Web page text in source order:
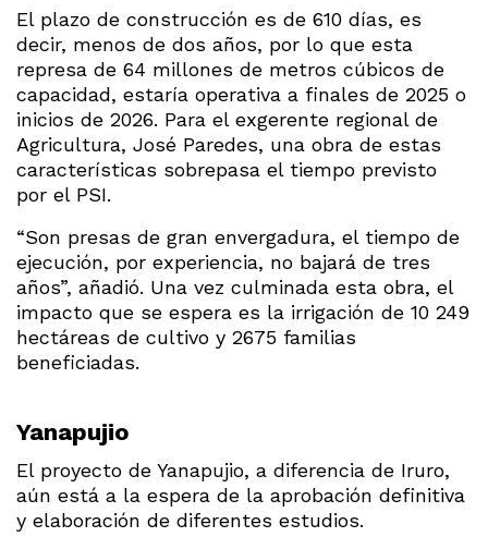
El plazo de construcción es de 610 días, es
decir, menos de dos años, por lo que esta
represa de 64 millones de metros cúbicos de
capacidad, estaría operativa a finales de 2025 o
inicios de 2026. Para el exgerente regional de
Agricultura, José Paredes, una obra de estas
características sobrepasa el tiempo previsto
por el PSI.
“Son presas de gran envergadura, el tiempo de
ejecución, por experiencia, no bajará de tres
años”, añadió. Una vez culminada esta obra, el
impacto que se espera es la irrigación de 10 249
hectáreas de cultivo y 2675 familias
beneficiadas.
Yanapujio
El proyecto de Yanapujio, a diferencia de Iruro,
aún está a la espera de la aprobación definitiva
y elaboración de diferentes estudios.